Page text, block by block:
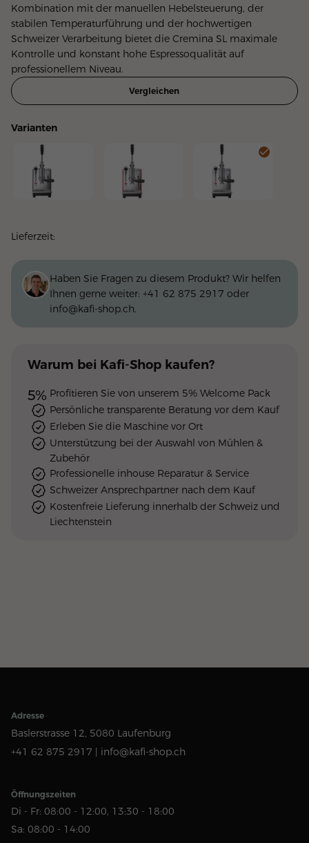
Kombination mit der manuellen Hebelsteuerung, der
stabilen Temperaturführung und der hochwertigen
Schweizer Verarbeitung bietet die Cremina SL maximale
Kontrolle und konstant hohe Espressoqualität auf
professionellem Niveau.
Vergleichen
Varianten
Lieferzeit:
Haben Sie Fragen zu diesem Produkt? Wir helfen
Ihnen gerne weiter: +41 62 875 2917 oder
info@kafi-shop.ch.
Warum bei Kafi-Shop kaufen?
5% Profitieren Sie von unserem 5% Welcome Pack
Persönliche transparente Beratung vor dem Kauf
Erleben Sie die Maschine vor Ort
Unterstützung bei der Auswahl von Mühlen &
Zubehör
Professionelle inhouse Reparatur & Service
Schweizer Ansprechpartner nach dem Kauf
Kostenfreie Lieferung innerhalb der Schweiz und
Liechtenstein
Adresse
Baslerstrasse 12, 5080 Laufenburg
+41 62 875 2917 | info@kafi-shop.ch
Öffnungszeiten
Di - Fr: 08:00 - 12:00, 13:30 - 18:00
Sa: 08:00 - 14:00